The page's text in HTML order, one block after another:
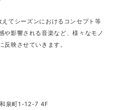
てシーズンにおけるコンセプト等
や影響される音楽など、様々なモノ
映させていきます。
泉町1-12-7 4F